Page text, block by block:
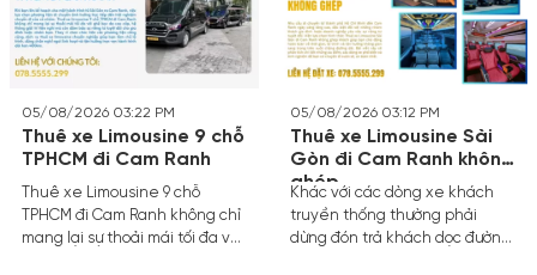
toàn tuyệt đối mang lại cho
hành khách một chuyến đi thư
thái đúng nghĩa.
05/08/2026 03:22 PM
Thuê xe Limousine 9 chỗ
TPHCM đi Cam Ranh
Thuê xe Limousine 9 chỗ
TPHCM đi Cam Ranh không chỉ
mang lại sự thoải mái tối đa với
05/08/2026 03:12 PM
Thuê xe Limousine Sài
Gòn đi Cam Ranh không
ghép
Khác với các dòng xe khách
truyền thống thường phải
dừng đón trả khách dọc đường,